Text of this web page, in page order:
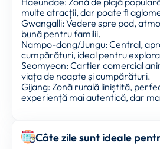
multe atracții, dar poate fi
Gwangalli: Vedere spre pod,
bună pentru familii.
Nampo-dong/Jungu: Central,
cumpărături, ideal pentru
Seomyeon: Cartier comercial
viața de noapte și cumpărături.
Gijang: Zonă rurală liniștită,
experiență mai autentică, dar
Câte zile sunt ideale